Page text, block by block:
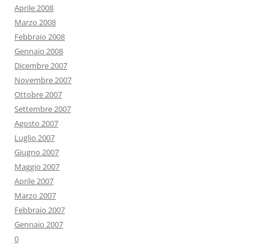
Aprile 2008
Marzo 2008
Febbraio 2008
Gennaio 2008
Dicembre 2007
Novembre 2007
Ottobre 2007
Settembre 2007
Agosto 2007
Luglio 2007
Giugno 2007
Maggio 2007
Aprile 2007
Marzo 2007
Febbraio 2007
Gennaio 2007
0